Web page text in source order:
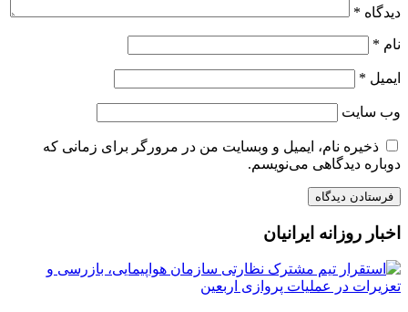
دیدگاه *
نام *
ایمیل *
وب‌ سایت
ذخیره نام، ایمیل و وبسایت من در مرورگر برای زمانی که
دوباره دیدگاهی می‌نویسم.
اخبار روزانه ایرانیان